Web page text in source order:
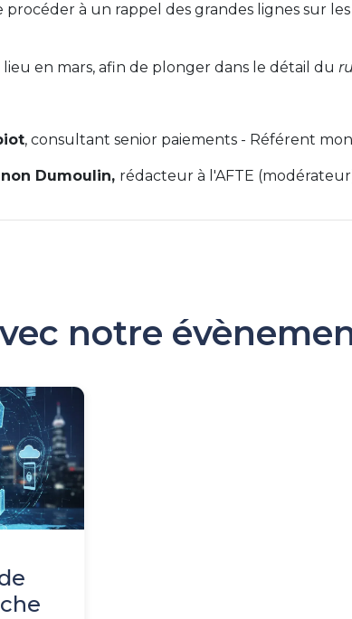
procéder à un rappel des grandes lignes sur
en mars, afin de plonger dans le détail du
, consultant senior paiements - Référent
Dumoulin, rédacteur à l'AFTE
notre